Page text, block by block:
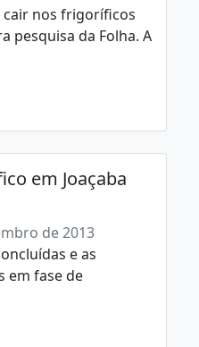
nos frigoríficos
pesquisa da Folha. A
em Joaçaba
de 2013
e as
em fase de